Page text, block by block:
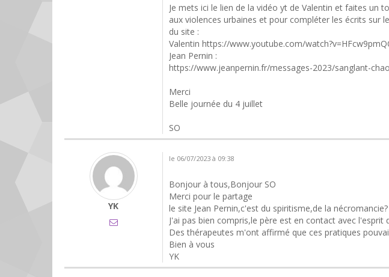
Je mets ici le lien de la vidéo yt de Valentin et faites un
aux violences urbaines et pour compléter les écrits sur
du site :
Valentin https://www.youtube.com/
Jean Pernin :
https://www.jeanpernin.fr/messages-2023/sanglant-
Merci
Belle journée du 4 juillet
SO
YK
le 06/07/2023 à 09:38
Bonjour à tous,Bonjour SO
Merci pour le partage
le site Jean Pernin,c'est du spiritisme,de la nécromancie?
J'ai pas bien compris,le père est en contact avec l'esprit
Des thérapeutes m'ont affirmé que ces pratiques
Bien à vous
YK